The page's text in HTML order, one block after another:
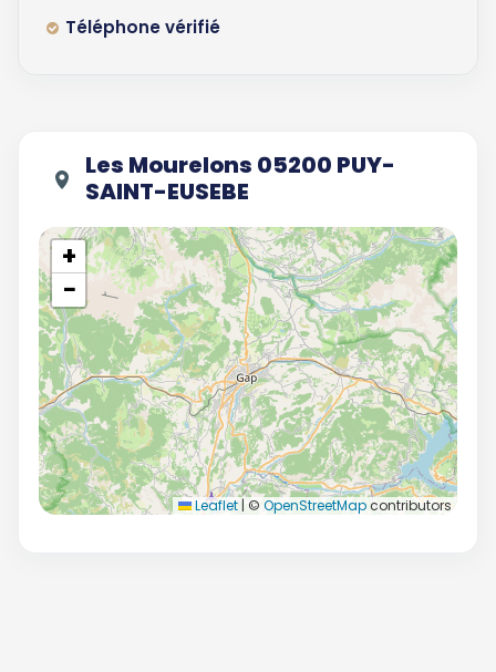
Téléphone vérifié
Les Mourelons 05200 PUY-
SAINT-EUSEBE
+
−
Leaflet | © OpenStreetMapcontributors